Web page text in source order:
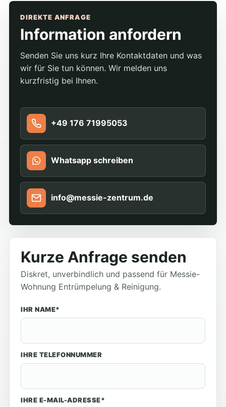
DIREKTE ANFRAGE
Information anfordern
Senden Sie uns kurz Ihre Kontaktdaten und was
wir für Sie tun können. Wir melden uns
kurzfristig bei Ihnen.
+49 176 71995053
Whatsapp schreiben
info@messie-zentrum.de
Kurze Anfrage senden
Diskret, unverbindlich und passend für Messie-
Wohnung Entrümpelung & Reinigung.
IHR NAME*
IHRE TELEFONNUMMER
IHRE E-MAIL-ADRESSE*